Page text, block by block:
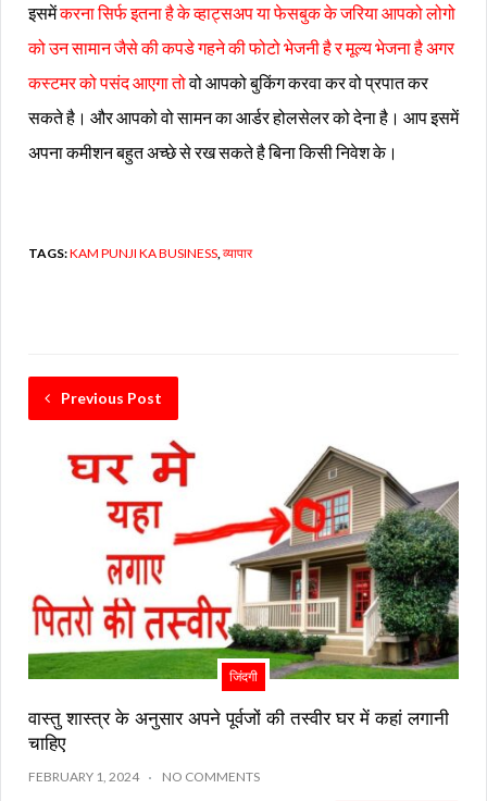
इसमेंकरना सिर्फ इतना है के व्हाट्सअप या फेसबुक के जरिया आपको लोगो
को उन सामान जैसे की कपडे गहने की फोटो भेजनी है र मूल्य भेजना है अगर
कस्टमर को पसंद आएगा तोवो आपको बुकिंग करवा कर वो प्रपात कर
सकते है। और आपको वो सामन का आर्डर होलसेलर को देना है। आप इसमें
अपना कमीशन बहुत अच्छे से रख सकते है बिना किसी निवेश के।
TAGS:KAM PUNJI KA BUSINESS व्यापार
Previous Post
जिंदगी
वास्तु शास्त्र के अनुसार अपने पूर्वजों की तस्वीर घर में कहां लगानी
चाहिए
FEBRUARY 1, 2024 NO COMMENTS